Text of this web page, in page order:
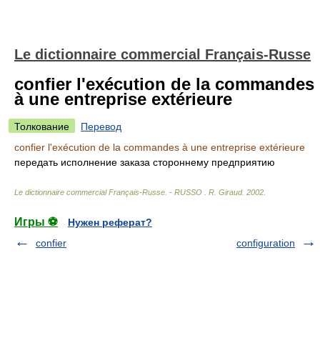
Le dictionnaire commercial Français-Russe
confier l'exécution de la commandes
à une entreprise extérieure
Толкование
Перевод
confier l'exécution de la commandes à une entreprise extérieure
передать исполнение заказа стороннему предприятию
Le dictionnaire commercial Français-Russe. - RUSSO R. Giraud. 2002
Игры ⚽
Нужен реферат?
confier
configuration